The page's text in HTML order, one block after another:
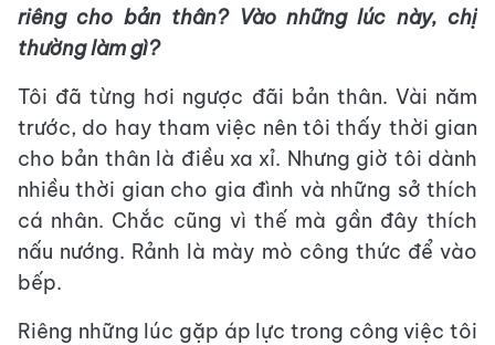
riêng cho bản thân? Vào những lúc này, chị
thường làm gì?
Tôi đã từng hơi ngược đãi bản thân. Vài năm
trước, do hay tham việc nên tôi thấy thời gian
cho bản thân là điều xa xỉ. Nhưng giờ tôi dành
nhiều thời gian cho gia đình và những sở thích
cá nhân. Chắc cũng vì thế mà gần đây thích
nấu nướng. Rảnh là mày mò công thức để vào
bếp.
Riêng những lúc gặp áp lực trong công việc tôi